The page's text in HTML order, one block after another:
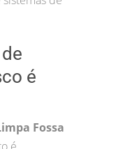
é
Fossa